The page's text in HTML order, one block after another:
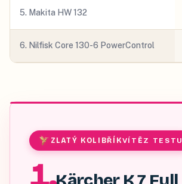
5. Makita HW 132
6. Nilfisk Core 130-6 PowerControl
ZLATÝ KOLIBŘÍKVÍTĚZ TESTU
1.